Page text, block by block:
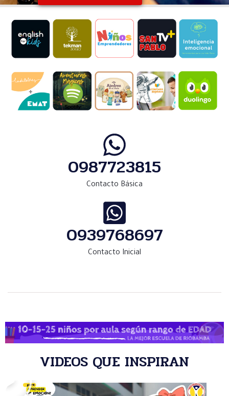
0987723815
Contacto Básica
0939768697
Contacto Inicial
VIDEOS QUE INSPIRAN